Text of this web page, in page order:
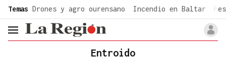
Temas Drones y agro ourensano Incendio en Baltar
header.menu.open
Entroido